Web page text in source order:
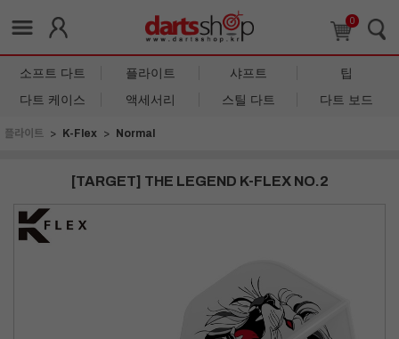
0
소프트 다트 플라이트 샤프트
팁
다트 케이스
액세서리 스틸 다트 다트 보드
플라이트 K-Flex Normal
[TARGET] THE LEGEND K-FLEX NO.2